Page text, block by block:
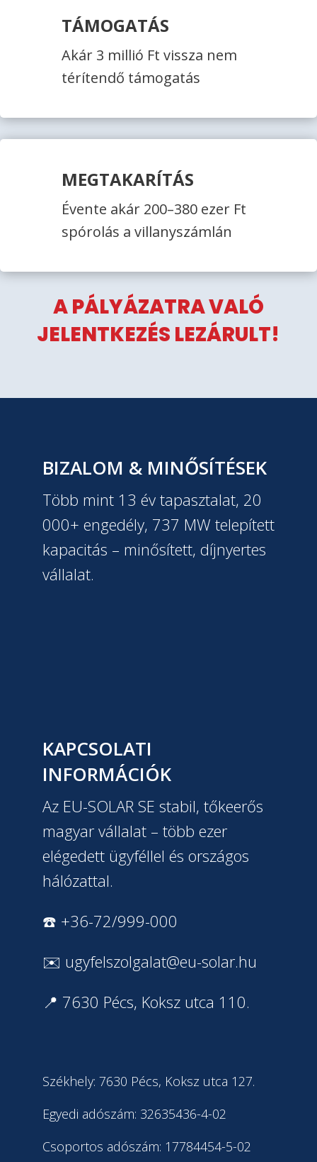
TÁMOGATÁS
Akár 3 millió Ft vissza nem
térítendő támogatás
MEGTAKARÍTÁS
Évente akár 200–380 ezer Ft
spórolás a villanyszámlán
A PÁLYÁZATRA VALÓ
JELENTKEZÉS LEZÁRULT!
BIZALOM & MINŐSÍTÉSEK
Több mint 13 év tapasztalat, 20
000+ engedély, 737 MW telepített
kapacitás – minősített, díjnyertes
vállalat.
KAPCSOLATI
INFORMÁCIÓK
Az EU-SOLAR SE stabil, tőkeerős
magyar vállalat – több ezer
elégedett ügyféllel és országos
hálózattal.
☎️ +36-72/999-000
✉️ ugyfelszolgalat@eu-solar.hu
📍 7630 Pécs, Koksz utca 110.
Székhely: 7630 Pécs, Koksz utca 127.
Egyedi adószám: 32635436-4-02
Csoportos adószám: 17784454-5-02